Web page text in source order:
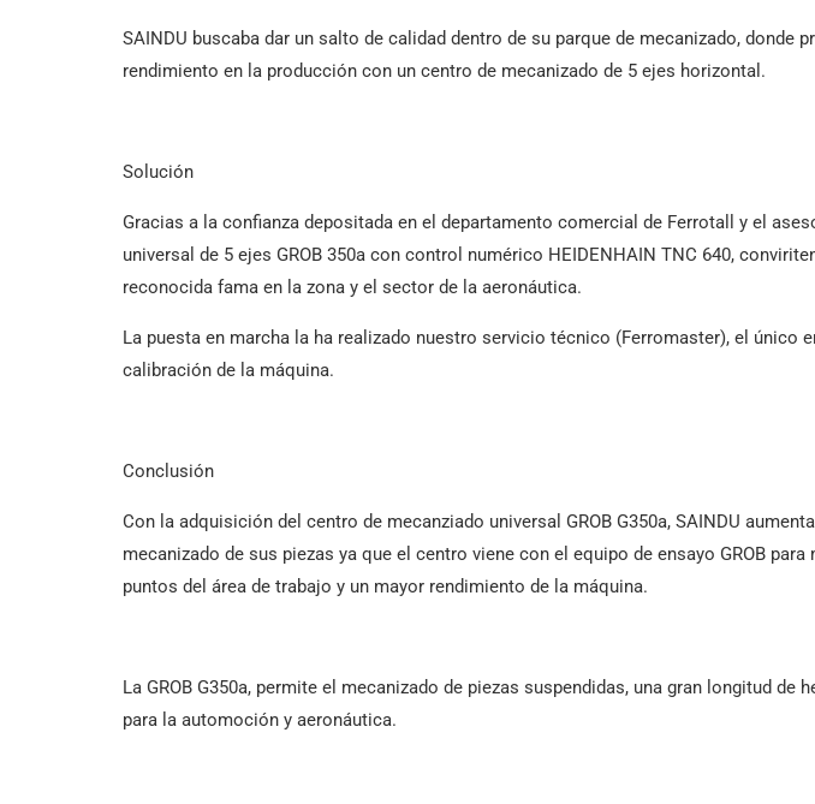
SAINDU buscaba dar un salto de calidad dentro de su parque de mecanizado, donde
rendimiento en la producción con un centro de mecanizado de 5 ejes horizontal.
Solución
Gracias a la confianza depositada en el departamento comercial de Ferrotall y el
universal de 5 ejes GROB 350a con control numérico HEIDENHAIN TNC 640,
reconocida fama en la zona y el sector de la aeronáutica.
La puesta en marcha la ha realizado nuestro servicio técnico (Ferromaster), el único
calibración de la máquina.
Conclusión
Con la adquisición del centro de mecanziado universal GROB G350a, SAINDU
mecanizado de sus piezas ya que el centro viene con el equipo de ensayo GROB
puntos del área de trabajo y un mayor rendimiento de la máquina.
La GROB G350a, permite el mecanizado de piezas suspendidas, una gran longitud
para la automoción y aeronáutica.